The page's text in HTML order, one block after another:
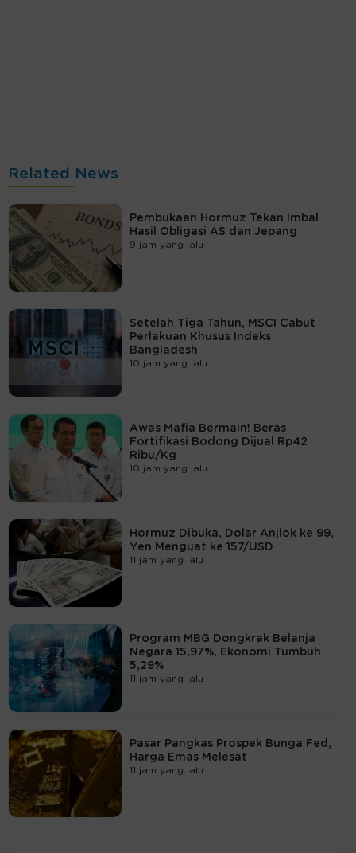
Related News
Pembukaan Hormuz Tekan Imbal
Hasil Obligasi AS dan Jepang
9 jam yang lalu
Setelah Tiga Tahun, MSCI Cabut
Perlakuan Khusus Indeks
Bangladesh
10 jam yang lalu
Awas Mafia Bermain! Beras
Fortifikasi Bodong Dijual Rp42
Ribu/Kg
10 jam yang lalu
Hormuz Dibuka, Dolar Anjlok ke 99,
Yen Menguat ke 157/USD
11 jam yang lalu
Program MBG Dongkrak Belanja
Negara 15,97%, Ekonomi Tumbuh
5,29%
11 jam yang lalu
Pasar Pangkas Prospek Bunga Fed,
Harga Emas Melesat
11 jam yang lalu